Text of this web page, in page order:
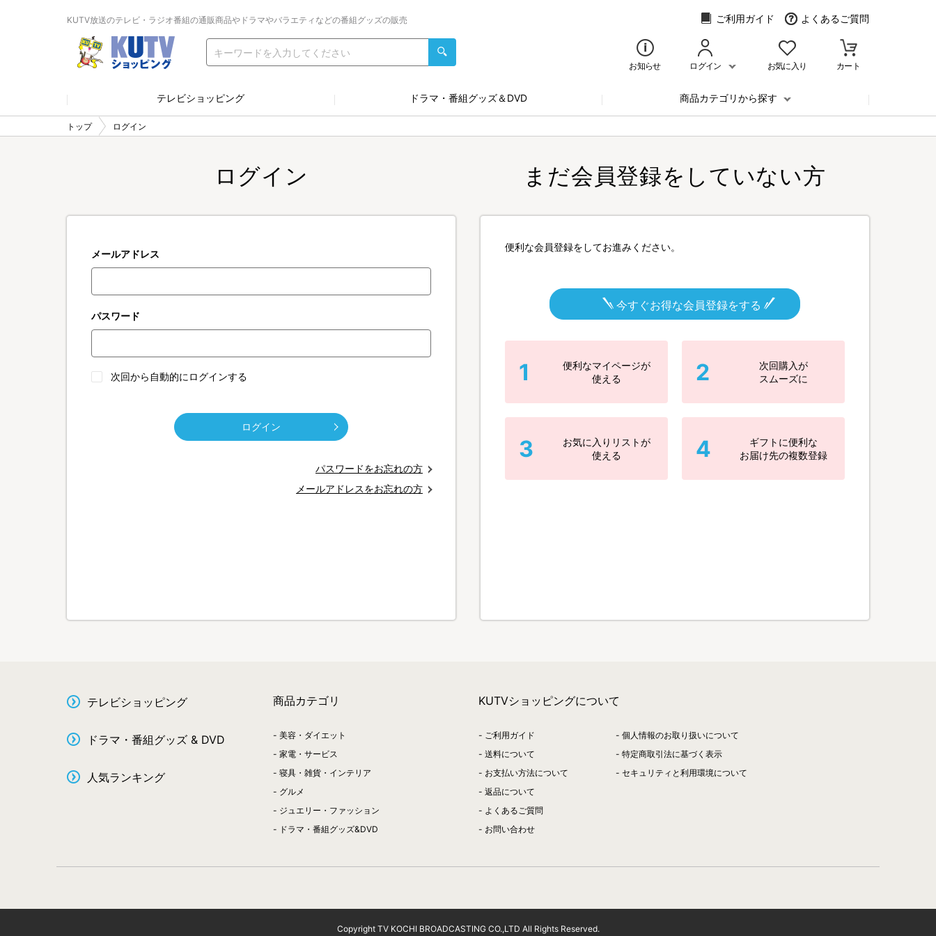
KUTV放送のテレビ・ラジオ番組の通販商品やドラマやバラエティなどの番組グッズの販売 ご利用ガイド よくあるご質問
お知らせ ログイン お気に入り カート
テレビショッピング ドラマ・番組グッズ＆DVD 商品カテゴリから探す
トップ ログイン
ログイン
メールアドレス
パスワード
次回から自動的にログインする
ログイン
パスワードをお忘れの方
メールアドレスをお忘れの方
まだ会員登録をしていない方
便利な会員登録をしてお進みください。
今すぐお得な会員登録をする
1
便利なマイページが
使える
2
次回購入が
スムーズに
3
お気に入りリストが
使える
4
ギフトに便利な
お届け先の複数登録
テレビショッピング
ドラマ・番組グッズ & DVD
人気ランキング
商品カテゴリ
美容・ダイエット
家電・サービス
寝具・雑貨・インテリア
グルメ
ジュエリー・ファッション
ドラマ・番組グッズ&DVD
KUTVショッピングについて
ご利用ガイド
送料について
お支払い方法について
返品について
よくあるご質問
お問い合わせ
個人情報のお取り扱いについて
特定商取引法に基づく表示
セキュリティと利用環境について
Copyright TV KOCHI BROADCASTING CO.,LTD All Rights Reserved.